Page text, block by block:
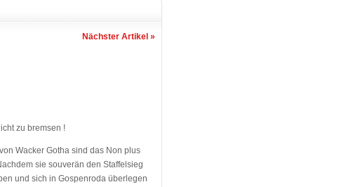
Nächster Artikel »
zu bremsen !
Wacker Gotha sind das Non plus
sie souverän den Staffelsieg
und sich in Gospenroda überlegen